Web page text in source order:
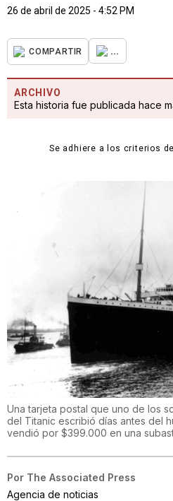
26 de abril de 2025 - 4:52 PM
COMPARTIR ...
ARCHIVO
Esta historia fue publicada hace
Se adhiere a los criterios de
Una tarjeta postal que uno de los
del Titanic escribió días antes del
vendió por $399.000 en una
Por The Associated Press
Agencia de noticias